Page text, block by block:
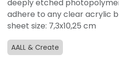
deeply etched
adhere to any clear acrylic
sheet size: 7,3x10,25 cm
AALL & Create